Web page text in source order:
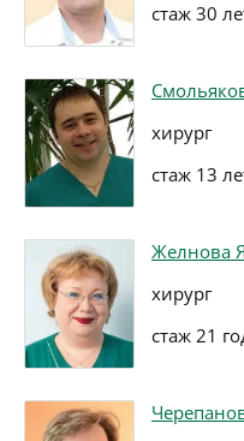
стаж 30
хирург
стаж 13
Желнова
хирург
стаж 21